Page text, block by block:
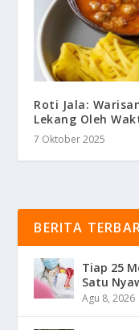
Roti Jala:
Lekang Oleh
7 Oktober 2025
BERITA
Tiap 25
Satu
Agu 8, 2026